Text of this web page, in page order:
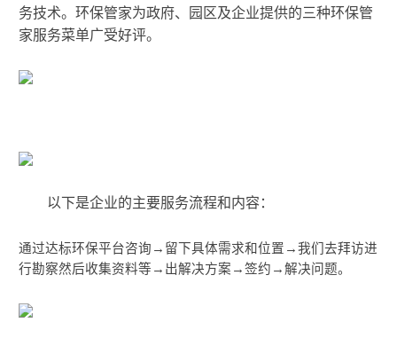
务技术。环保管家为政府、园区及企业提供的三种环保管
家服务菜单广受好评。
以下是企业的主要服务流程和内容：
通过达标环保平台咨询 → 留下具体需求和位置 →我们去拜访进
行勘察然后收集资料等 → 出解决方案 →签约 →解决问题。